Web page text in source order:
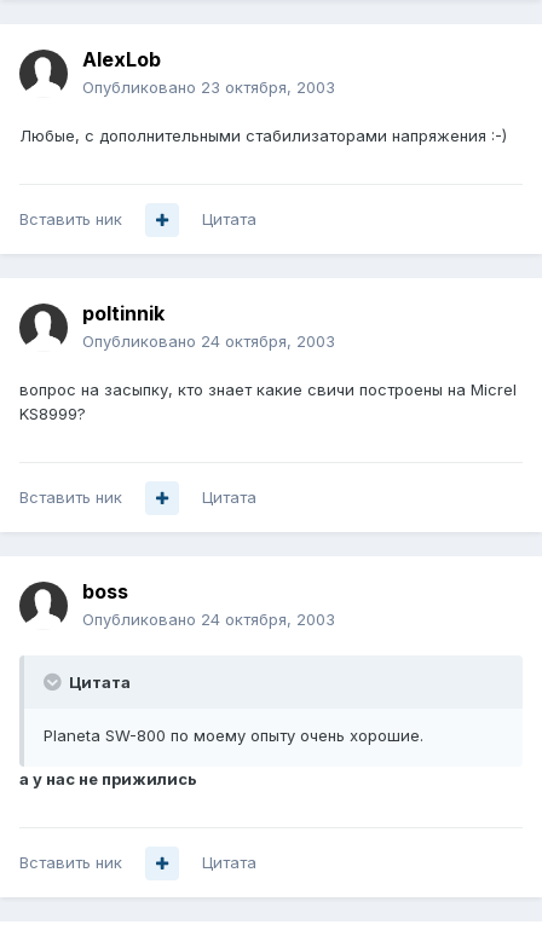
AlexLob
Опубликовано 23 октября, 2003
Любые, с дополнительными стабилизаторами напряжения :-)
Вставить ник Цитата
poltinnik
Опубликовано 24 октября, 2003
вопрос на засыпку, кто знает какие свичи построены на Micrel
KS8999?
Вставить ник Цитата
boss
Опубликовано 24 октября, 2003
Цитата
Planeta SW-800 по моему опыту очень хорошие.
а у нас не прижились
Вставить ник Цитата